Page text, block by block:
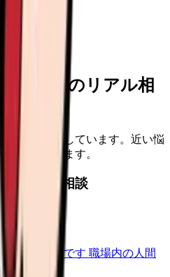
師さんのリアル相
だけを表示しています。近い悩
を投稿できます。
有された相談
2026/6/13
相談したいです 職場内の人間